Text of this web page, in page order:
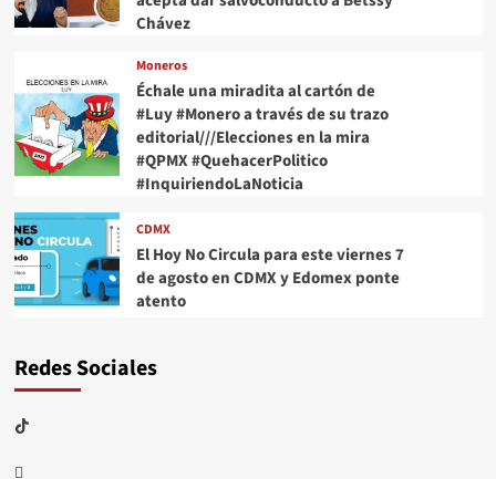
Chávez
Moneros
Échale una miradita al cartón de
#Luy #Monero a través de su trazo
editorial///Elecciones en la mira
#QPMX #QuehacerPolitico
#InquiriendoLaNoticia
CDMX
El Hoy No Circula para este viernes 7
de agosto en CDMX y Edomex ponte
atento
Redes Sociales
TikTok
threads